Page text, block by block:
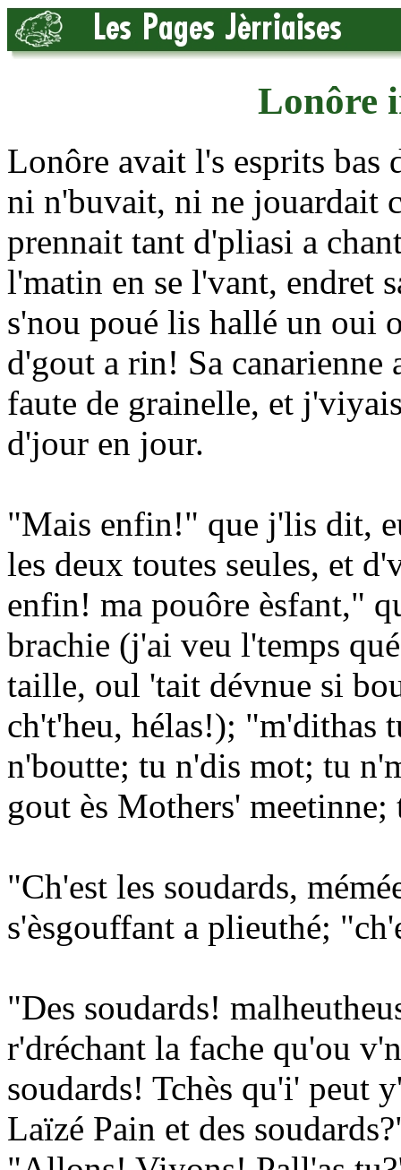
Lonôre
Lonôre avait l's esprits bas
ni n'buvait, ni ne jouardait
prennait tant d'pliasi a
l'matin en se l'vant, endret
s'nou poué lis hallé un oui
d'gout a rin! Sa canarienne
faute de grainelle, et
d'jour en jour.
"Mais enfin!" que j'lis dit,
les deux toutes seules, et
enfin! ma pouôre èsfant,"
brachie (j'ai veu l'temps
taille, oul 'tait dévnue si
ch't'heu, hélas!); "m'dithas
n'boutte; tu n'dis mot; tu
gout ès Mothers'
"Ch'est les soudards,
s'èsgouffant a plieuthé;
"Des soudards!
r'dréchant la fache qu'ou
soudards! Tchès qu'i' peut
Laïzé Pain et des